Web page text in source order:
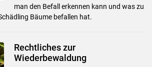
man den Befall erkennen kann und was zu
Bäume befallen hat.
Rechtliches zur
Wiederbewaldung